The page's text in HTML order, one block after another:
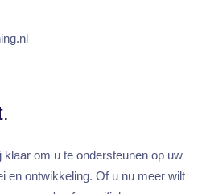
om u te ondersteunen op uw
en ontwikkeling. Of u nu meer wilt